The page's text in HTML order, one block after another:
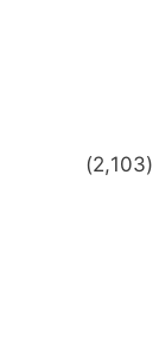
(2,103)